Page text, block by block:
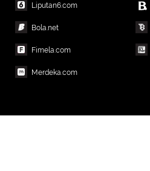
Liputan6.com
Bola.net
Fimela.com
Merdeka.com